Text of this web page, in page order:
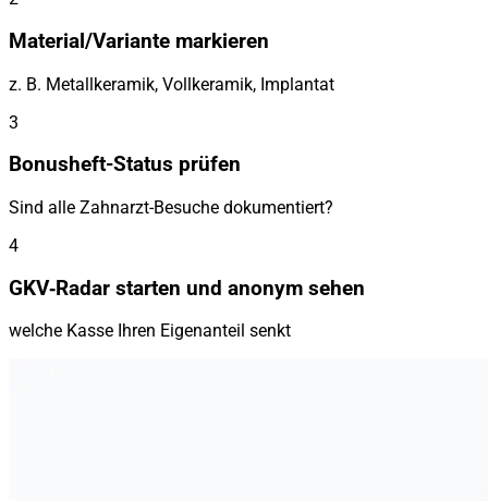
Material/Variante markieren
z. B. Metallkeramik, Vollkeramik, Implantat
3
Bonusheft-Status prüfen
Sind alle Zahnarzt-Besuche dokumentiert?
4
GKV‑Radar starten und anonym sehen
welche Kasse Ihren Eigenanteil senkt